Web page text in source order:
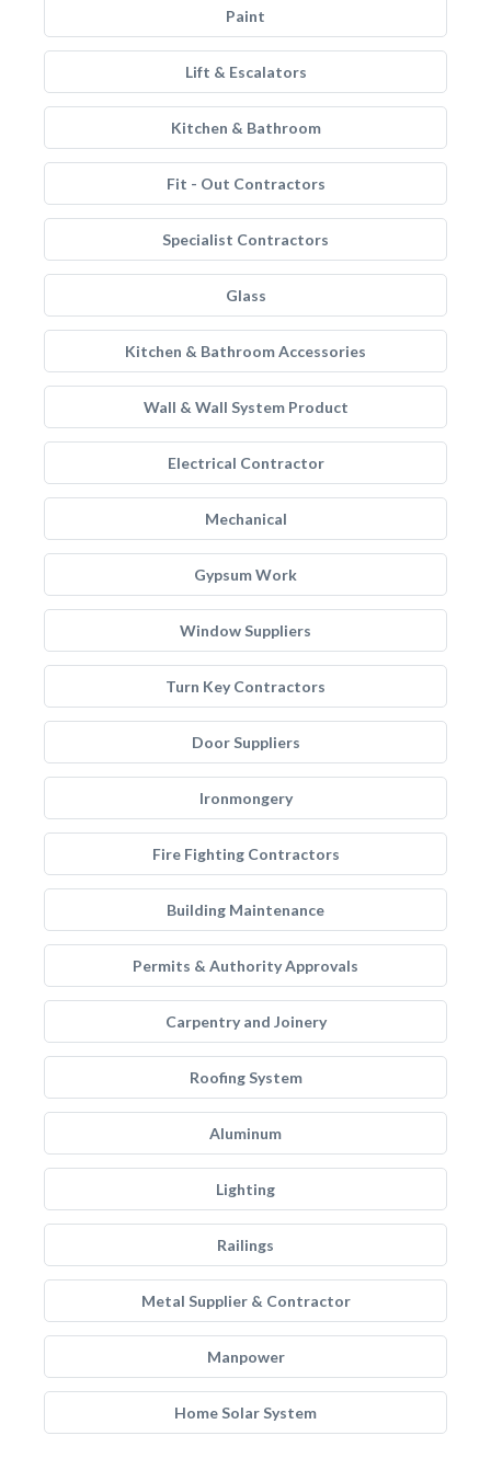
Paint
Lift & Escalators
Kitchen & Bathroom
Fit - Out Contractors
Specialist Contractors
Glass
Kitchen & Bathroom Accessories
Wall & Wall System Product
Electrical Contractor
Mechanical
Gypsum Work
Window Suppliers
Turn Key Contractors
Door Suppliers
Ironmongery
Fire Fighting Contractors
Building Maintenance
Permits & Authority Approvals
Carpentry and Joinery
Roofing System
Aluminum
Lighting
Railings
Metal Supplier & Contractor
Manpower
Home Solar System